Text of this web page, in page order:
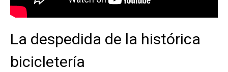
La despedida de la histórica
bicicletería